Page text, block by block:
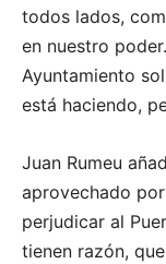
todos lados,
en nuestro
Ayuntamiento
está haciendo,
Juan Rumeu
aprovechado
perjudicar al
tienen razón,